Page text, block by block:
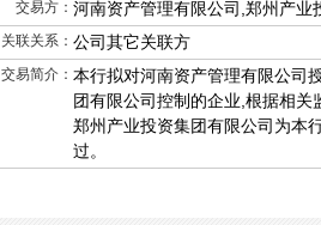
交易方： 河南资产管理有限公司,郑州产业
关联关系： 公司其它关联方
交易简介： 本行拟对河南资产管理有限公司
团有限公司控制的企业,根据相关
郑州产业投资集团有限公司为本
过。